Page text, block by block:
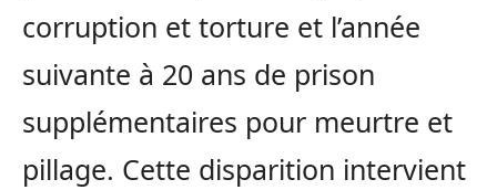
corruption et torture et l’année
suivante à 20 ans de prison
supplémentaires pour meurtre et
pillage. Cette disparition intervient